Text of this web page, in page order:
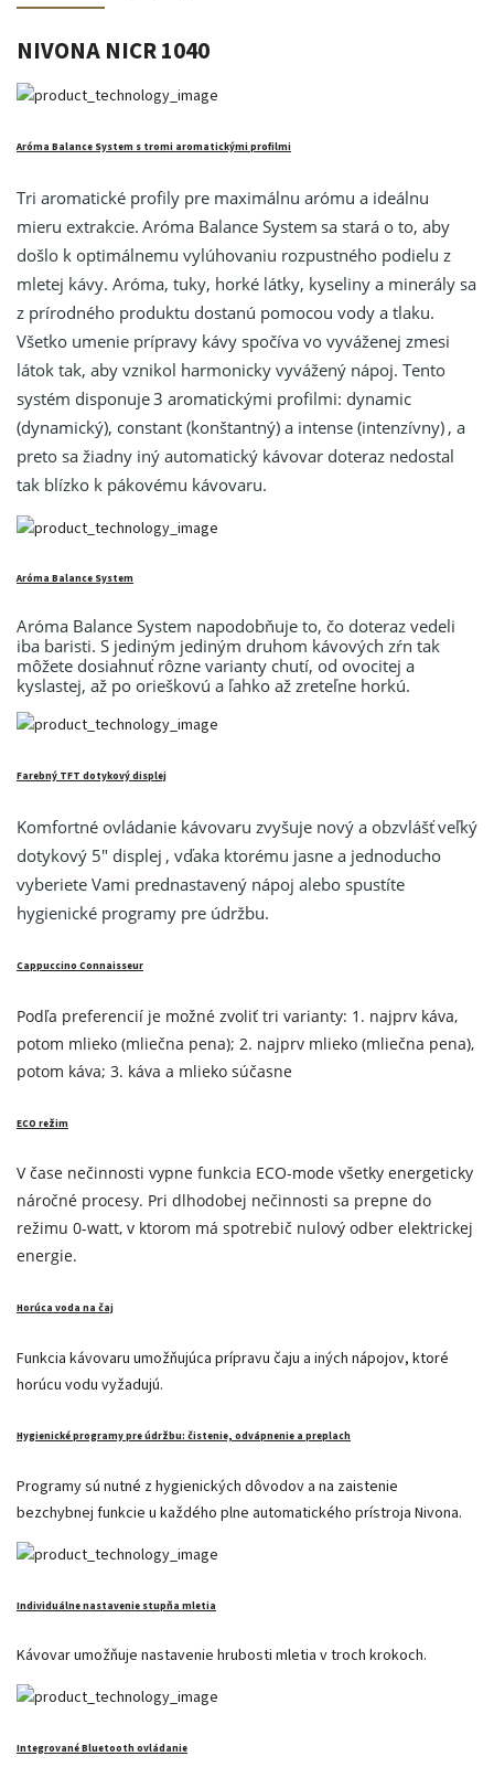
NIVONA NICR 1040
Aróma Balance System s tromi aromatickými profilmi
Tri aromatické profily pre maximálnu arómu a ideálnu
mieru extrakcie. Aróma Balance System sa stará o to, aby
došlo k optimálnemu vylúhovaniu rozpustného podielu z
mletej kávy. Aróma, tuky, horké látky, kyseliny a minerály sa
z prírodného produktu dostanú pomocou vody a tlaku.
Všetko umenie prípravy kávy spočíva vo vyváženej zmesi
látok tak, aby vznikol harmonicky vyvážený nápoj. Tento
systém disponuje3 aromatickými profilmi: dynamic
(dynamický), constant (konštantný) a intense (intenzívny) , a
preto sa žiadny iný automatický kávovar doteraz nedostal
tak blízko k pákovému kávovaru.
Aróma Balance System
Aróma Balance System napodobňuje to, čo doteraz vedeli
iba baristi. S jediným jediným druhom kávových zŕn tak
môžete dosiahnuť rôzne varianty chutí, od ovocitej a
kyslastej, až po orieškovú a ľahko až zreteľne horkú.
Farebný TFT dotykový displej
Komfortné ovládanie kávovaru zvyšuje nový a obzvlášťveľký
dotykový 5" displej , vďaka ktorému jasne a jednoducho
vyberiete Vami prednastavený nápoj alebo spustíte
hygienické programy pre údržbu.
Cappuccino Connaisseur
Podľa preferencií je možné zvoliť tri varianty: 1. najprv káva,
potom mlieko (mliečna pena); 2. najprv mlieko (mliečna pena),
potom káva; 3. káva a mlieko súčasne
ECO režim
V čase nečinnosti vypne funkcia ECO-mode všetky energeticky
náročné procesy. Pri dlhodobej nečinnosti sa prepne do
režimu 0-watt, v ktorom má spotrebič nulový odber elektrickej
energie.
Horúca voda na čaj
Funkcia kávovaru umožňujúca prípravu čaju a iných nápojov, ktoré
horúcu vodu vyžadujú.
Hygienické programy pre údržbu: čistenie, odvápnenie a preplach
Programy sú nutné z hygienických dôvodov a na zaistenie
bezchybnej funkcie u každého plne automatického prístroja Nivona.
Individuálne nastavenie stupňa mletia
Kávovar umožňuje nastavenie hrubosti mletia v troch krokoch.
Integrované Bluetooth ovládanie